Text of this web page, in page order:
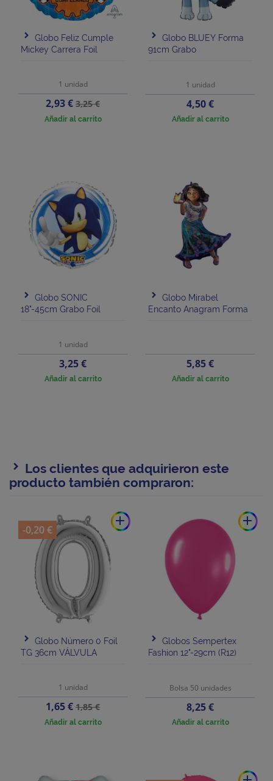
Globo Feliz Cumple
Mickey Carrera Foil
1 unidad
Precio
2,93 €Precio
base
3,25 €
Añadir al carrito
Globo BLUEY Forma
91cm Grabo
1 unidad
Precio
4,50 €
Añadir al carrito
Globo SONIC
18"-45cm Grabo Foil
1 unidad
Precio
3,25 €
Añadir al carrito
Globo Mirabel
Encanto Anagram Forma
Precio
5,85 €
Añadir al carrito
Los clientes que adquirieron este
producto también compraron:
add
Globo Número 0 Foil
TG 36cm VÁLVULA
1 unidad
Precio
1,65 €Precio
base
1,85 €
Añadir al carrito
-0,20 €
add
Globos Sempertex
Fashion 12"-29cm (R12)
Bolsa 50 unidades
Precio
8,25 €
Añadir al carrito